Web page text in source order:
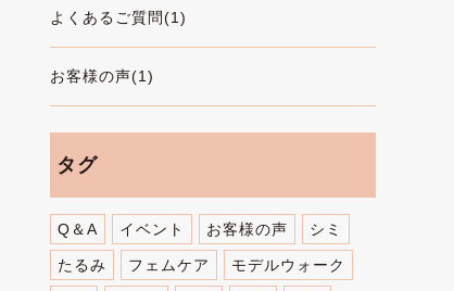
よくあるご質問(1)
お客様の声(1)
タグ
Q＆A イベント お客様の声 シミ
たるみ フェムケア モデルウォーク